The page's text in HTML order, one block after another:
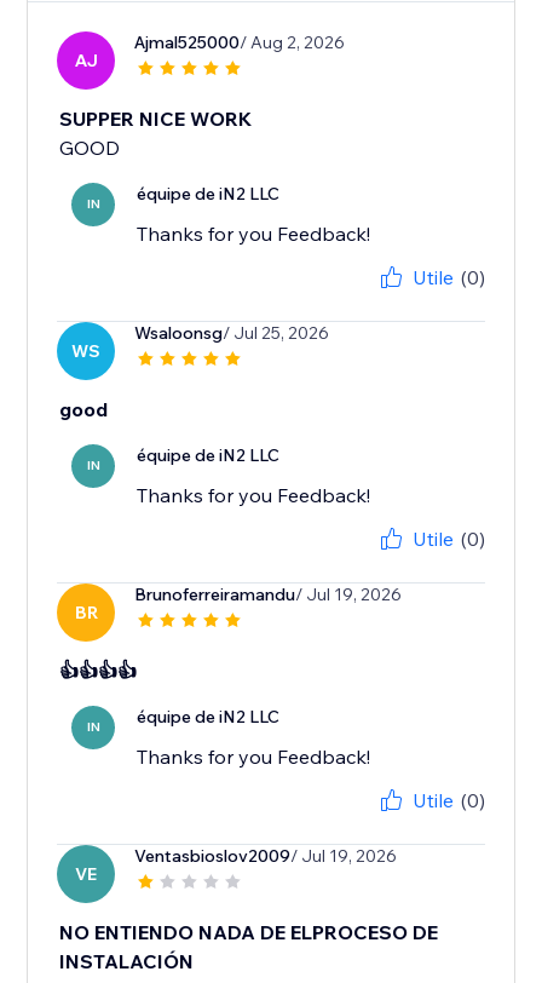
AJ
Ajmal525000/ Aug 2, 2026
SUPPER NICE WORK
GOOD
IN équipe de iN2 LLC
Thanks for you Feedback!
Utile (0)
WS
Wsaloonsg/ Jul 25, 2026
good
IN équipe de iN2 LLC
Thanks for you Feedback!
Utile (0)
BR
Brunoferreiramandu/ Jul 19, 2026
👍👍👍👍
IN équipe de iN2 LLC
Thanks for you Feedback!
Utile (0)
VE
Ventasbioslov2009/ Jul 19, 2026
NO ENTIENDO NADA DE ELPROCESO DE
INSTALACIÓN